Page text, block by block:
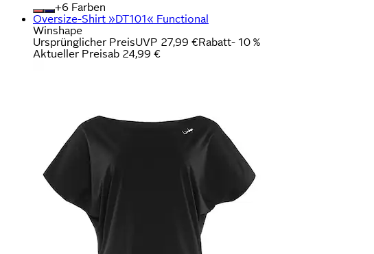
+
Farben
Oversize-Shirt »DT101« Functional
Winshape
Ursprünglicher PreisUVP 27,99 €Rabatt- 10 %
Aktueller Preisab 24,99 €